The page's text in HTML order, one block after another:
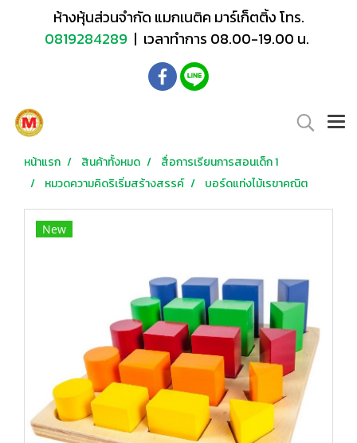
ห้างหุ้นส่วนจำกัด แมกเนติค มาร์เก็ตติ้ง โทร.
0819284289 | เวลาทำการ 08.00-19.00 น.
หน้าแรก สินค้าทั้งหมด
สื่อการเรียนการสอนเด็ก 1
หมวดความคิดริเริ่มสร้างสรรค์
บอร์ดแท่งไม้เรขาคณิต
New